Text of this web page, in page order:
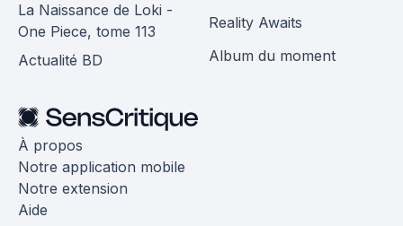
La Naissance de Loki -
One Piece, tome 113
Actualité BD
Reality Awaits
Album du moment
À propos
Notre application mobile
Notre extension
Aide